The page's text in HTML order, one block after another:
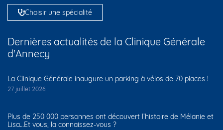
Choisir une spécialité
Dernières actualités de la Clinique Générale
d'Annecy
La Clinique Générale inaugure un parking à vélos de 70 places !
27 juillet 2026
Plus de 250 000 personnes ont découvert l’histoire de Mélanie et
Lisa…Et vous, la connaissez-vous ?